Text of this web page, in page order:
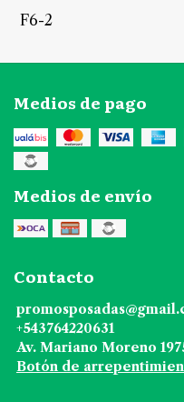
F6-2
Medios de pago
Medios de envío
Contacto
+543764220631
Av. Mariano Moreno
Botón de